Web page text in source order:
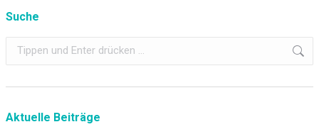
Suche
Search:
Aktuelle Beiträge